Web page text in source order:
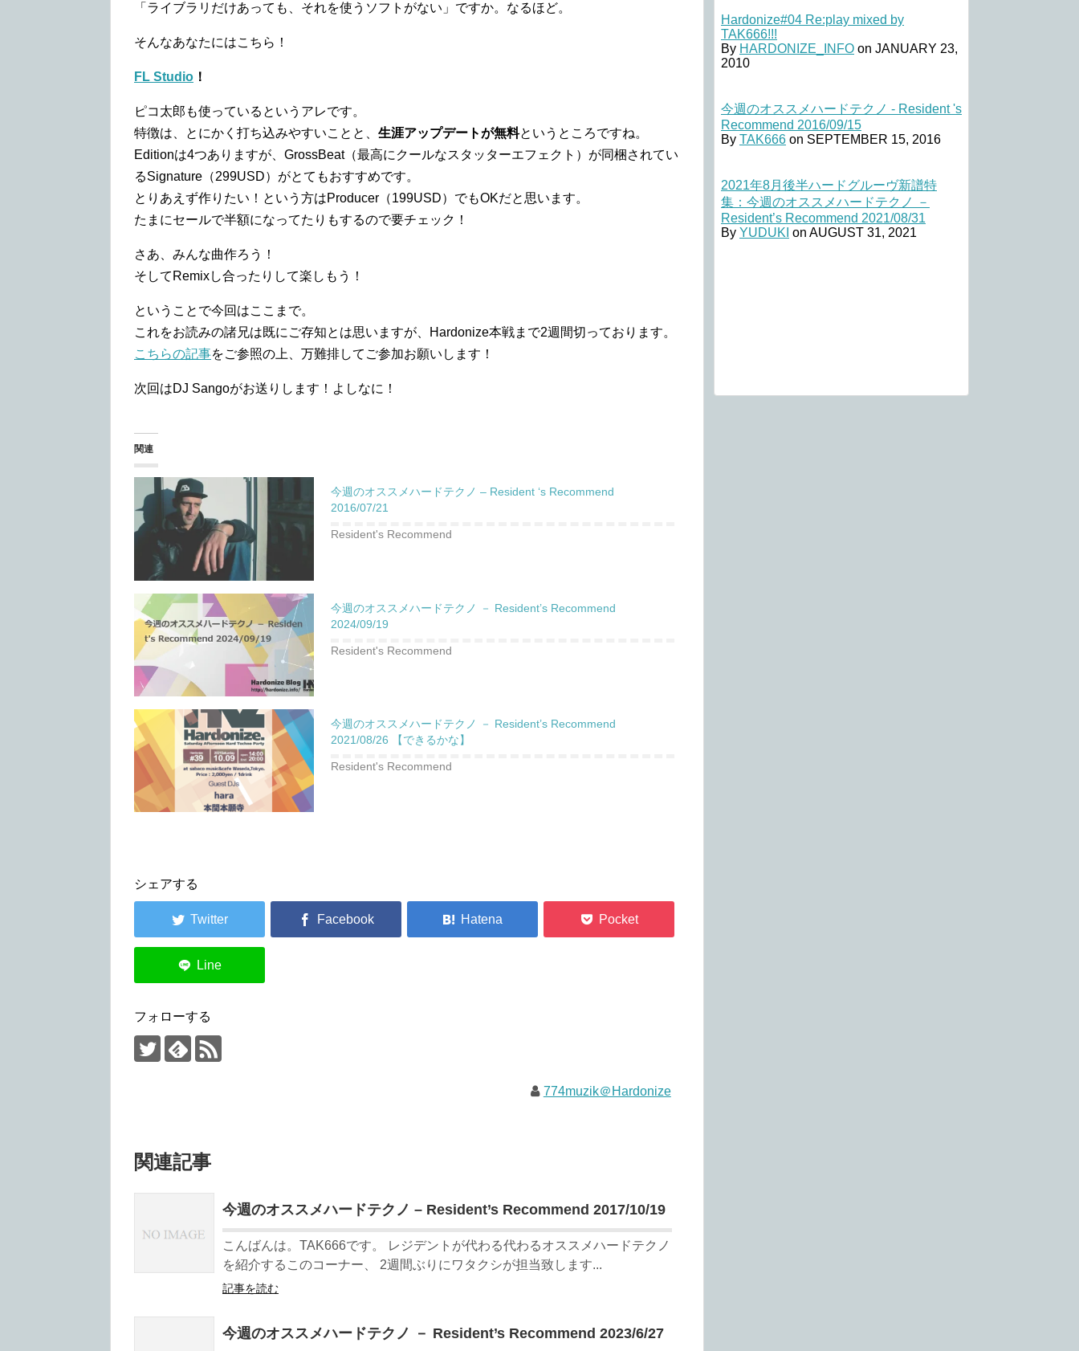
「ライブラリだけあっても、それを使うソフトがない」ですか。なるほど。
そんなあなたにはこちら！
FL Studio ！
ピコ太郎も使っているというアレです。
特徴は、とにかく打ち込みやすいことと、 生涯アップデートが無料というところですね。
Editionは4つありますが、GrossBeat（最高にクールなスタッターエフェクト）が同梱されてい
るSignature（299USD）がとてもおすすめです。
とりあえず作りたい！という方はProducer（199USD）でもOKだと思います。
たまにセールで半額になってたりもするので要チェック！
さあ、みんな曲作ろう！
そしてRemixし合ったりして楽しもう！
ということで今回はここまで。
これをお読みの諸兄は既にご存知とは思いますが、Hardonize本戦まで2週間切っております。
こちらの記事をご参照の上、万難排してご参加お願いします！
次回はDJ Sangoがお送りします！よしなに！
関連
今週のオススメハードテクノ – Resident ‘s Recommend
2016/07/21
Resident's Recommend
今週のオススメハードテクノ － Resident’s Recommend
2024/09/19
Resident's Recommend
今週のオススメハードテクノ － Resident’s Recommend
2021/08/26 【できるかな】
Resident's Recommend
シェアする
フォローする
774muzik＠Hardonize
関連記事
今週のオススメハードテクノ – Resident’s Recommend 2017/10/19
こんばんは。TAK666です。 レジデントが代わる代わるオススメハードテクノ
を紹介するこのコーナー、 2週間ぶりにワタクシが担当致します...
記事を読む
今週のオススメハードテクノ － Resident’s Recommend 2023/6/27
Hardonize#04 Re:play mixed by
TAK666!!!
By HARDONIZE_INFO on JANUARY 23,
2010
今週のオススメハードテクノ - Resident 's
Recommend 2016/09/15
By TAK666 on SEPTEMBER 15, 2016
2021年8月後半ハードグルーヴ新譜特
集：今週のオススメハードテクノ －
Resident’s Recommend 2021/08/31
By YUDUKI on AUGUST 31, 2021